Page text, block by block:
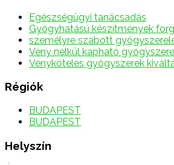
Egészségügyi tanácsadás
Gyógyhatású készítmények
személyre szabott
Vény nélkül kapható
Vényköteles gyógyszerek
Régiók
BUDAPEST
BUDAPEST
Helyszín